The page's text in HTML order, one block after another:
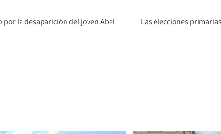
la desaparición del joven Abel
Las elecciones